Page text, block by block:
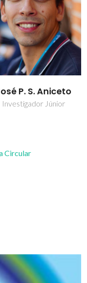
P. S. Aniceto
Investigador Júnior
Circular